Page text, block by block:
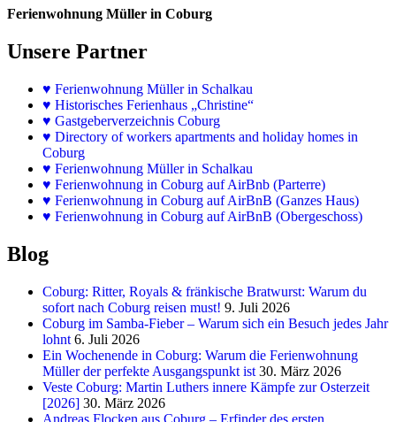
Ferienwohnung Müller in Coburg
Unsere Partner
♥ Ferienwohnung Müller in Schalkau
♥ Historisches Ferienhaus „Christine“
♥ Gastgeberverzeichnis Coburg
♥ Directory of workers apartments and holiday homes in
Coburg
♥ Ferienwohnung Müller in Schalkau
♥ Ferienwohnung in Coburg auf AirBnb (Parterre)
♥ Ferienwohnung in Coburg auf AirBnB (Ganzes Haus)
♥ Ferienwohnung in Coburg auf AirBnB (Obergeschoss)
Blog
Coburg: Ritter, Royals & fränkische Bratwurst: Warum du
sofort nach Coburg reisen must! 9. Juli 2026
Coburg im Samba-Fieber – Warum sich ein Besuch jedes Jahr
lohnt 6. Juli 2026
Ein Wochenende in Coburg: Warum die Ferienwohnung
Müller der perfekte Ausgangspunkt ist 30. März 2026
Veste Coburg: Martin Luthers innere Kämpfe zur Osterzeit
[2026] 30. März 2026
Andreas Flocken aus Coburg – Erfinder des ersten